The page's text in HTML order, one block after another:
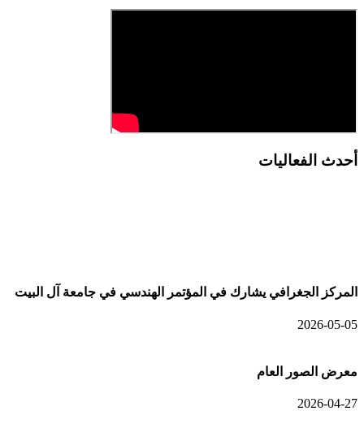
أحدث الفعاليات
المركز الجغرافي يشارك في المؤتمر الهندسي في جامعة آل البيت
2026-05-05
معرض الصور العام
2026-04-27